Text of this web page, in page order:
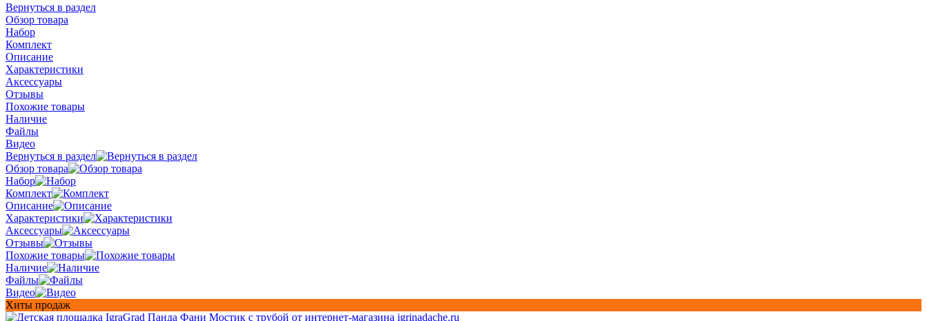
Вернуться в раздел
Обзор товара
Набор
Комплект
Описание
Характеристики
Аксессуары
Отзывы
Похожие товары
Наличие
Файлы
Видео
Вернуться в раздел
Обзор товара
Набор
Комплект
Описание
Характеристики
Аксессуары
Отзывы
Похожие товары
Наличие
Файлы
Видео
Хиты продаж